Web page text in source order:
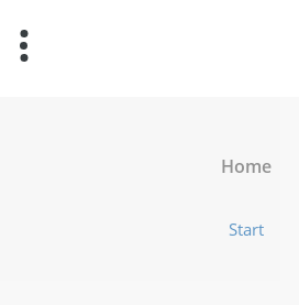
Inhalt
springen
Home
Start